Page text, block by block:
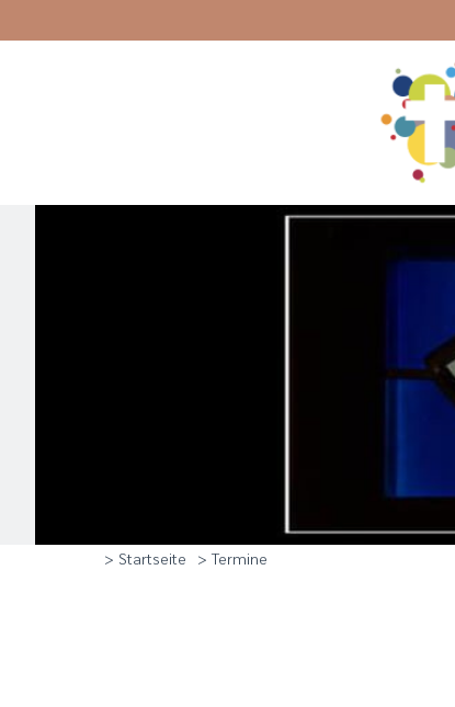
> Startseite > Termine